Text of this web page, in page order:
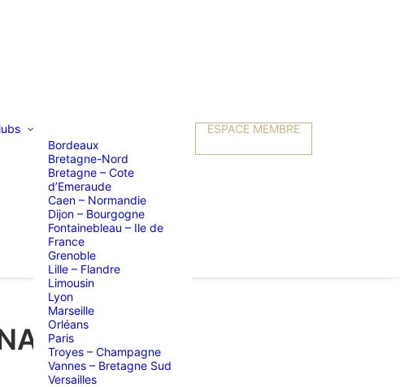
Bordeaux
Bretagne-Nord
Bretagne – Cote
d’Emeraude
Caen – Normandie
Dijon – Bourgogne
Fontainebleau – Ile de
France
Grenoble
Lille – Flandre
Limousin
Lyon
Marseille
Orléans
Paris
Troyes – Champagne
Vannes – Bretagne Sud
Versailles
ESPACE MEMBRE